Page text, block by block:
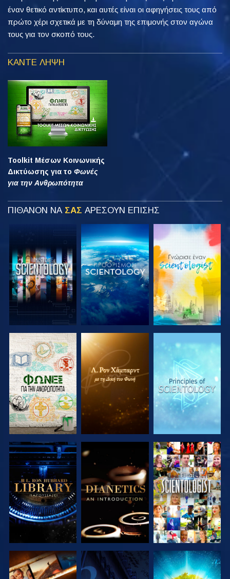
έναν θετικό αντίκτυπο, και αυτές είναι οι αφηγήσεις τους από
πρώτο χέρι σχετικά με τη δύναμη της επιμονής στον αγώνα
τους για τον σκοπό τους.
ΚΑΝΤΕ ΛΗΨΗ
Toolkit Μέσων Κοινωνικής
Δικτύωσης για το Φωνές
για την Ανθρωπότητα
ΠΙΘΑΝΟΝ ΝΑ ΣΑΣ ΑΡΕΣΟΥΝ ΕΠΙΣΗΣ
ΕΞΕΡΕΥΝΗΣΤΕ
ΤΗ ΣΕΙΡΑ
ΕΞΕΡΕΥΝΗΣΤΕ
ΤΗ ΣΕΙΡΑ
ΕΞΕΡΕΥΝΗΣΤΕ
ΤΗ ΣΕΙΡΑ
ΕΞΕΡΕΥΝΗΣΤΕ
ΤΗ ΣΕΙΡΑ
ΕΞΕΡΕΥΝΗΣΤΕ
ΤΗ ΣΕΙΡΑ
ΠΑΡΑΚΟΛΟΥΘΗΣΤΕ